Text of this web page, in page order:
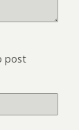
post